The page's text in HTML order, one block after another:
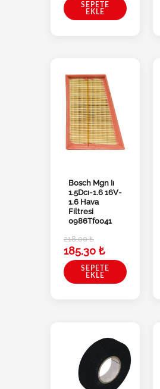
SEPETE
EKLE
Bosch Mgn Iı
1.5Dcı-1.6 16V-
1.6 Hava
Filtresi
0986Tf0041
218,00₺
185,30 ₺
SEPETE
EKLE